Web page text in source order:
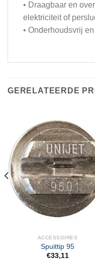
• Draagbaar en
elektriciteit of
• Onderhoudsvrij
GERELATEERDE
ACCESSOIRES
Spuittip 95
€33,11